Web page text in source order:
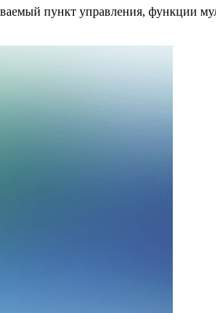
пункт управления, функции